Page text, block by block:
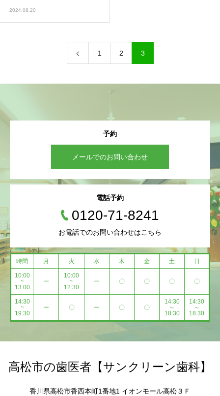
2024.08.20
1 2 3
予約
メールでのお問い合わせ
電話予約
0120-71-8241
お電話でのお問い合わせはこちら
時間 月 火 水 木 金 土 日
10:00
~
13:00
ー
10:00
~
12:30
ー 〇 〇 〇 〇
14:30
~
19:30
ー 〇 ー 〇 〇
14:30
～
18:30
14:30
～
18:30
高松市の歯医者【サンクリーン歯科】
香川県高松市香西本町1番地1 イオンモール高松３Ｆ